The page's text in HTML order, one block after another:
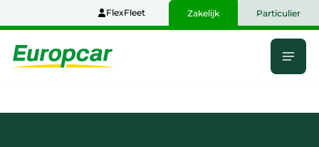
hoofdinhoud
FlexFleet Zakelijk Particulier
Home